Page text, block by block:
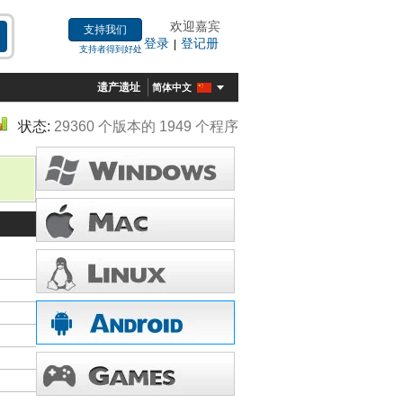
支持我们
支持者得到好处
欢迎嘉宾
登录 | 登记册
遗产遗址 简体中文
状态: 29360 个版本的 1949 个程序